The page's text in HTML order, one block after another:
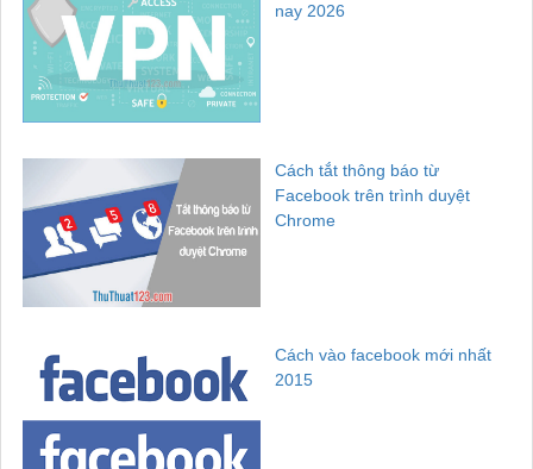
nay 2026
Cách tắt thông báo từ
Facebook trên trình duyệt
Chrome
Cách vào facebook mới nhất
2015